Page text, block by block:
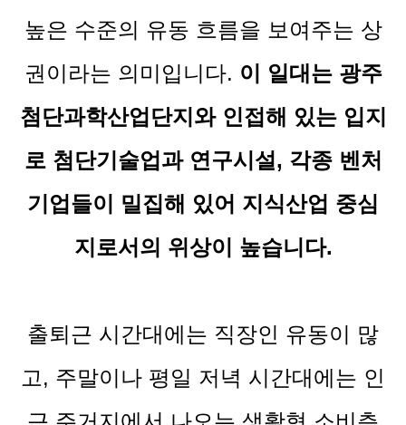
높은 수준의 유동 흐름을 보여주는 상
권이라는 의미입니다. 이 일대는 광주
첨단과학산업단지와 인접해 있는 입지
로 첨단기술업과 연구시설, 각종 벤처
기업들이 밀집해 있어 지식산업 중심
지로서의 위상이 높습니다.
출퇴근 시간대에는 직장인 유동이 많
고, 주말이나 평일 저녁 시간대에는 인